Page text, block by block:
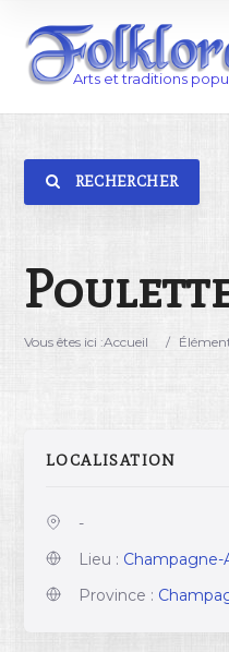
RECHERCHER
Vous êtes ici :Accueil /
LOCALISATION
-
Lieu : Champagne-
Province :